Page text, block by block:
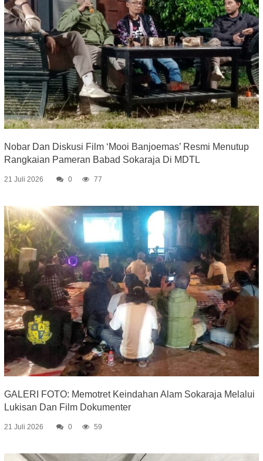
Nobar Dan Diskusi Film ‘Mooi Banjoemas’ Resmi Menutup
Rangkaian Pameran Babad Sokaraja Di MDTL
21 Juli 2026 0 77
GALERI FOTO: Memotret Keindahan Alam Sokaraja Melalui
Lukisan Dan Film Dokumenter
21 Juli 2026 0 59